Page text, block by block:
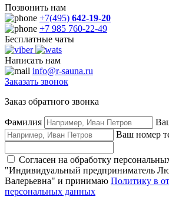
Позвонить нам
+7(495) 642-19-20
+7 985 760-22-49
Бесплатные чаты
Написать нам
info@r-sauna.ru
Заказать звонок
Заказ обратного звонка
Фамилия
Ваш номер
Согласен на обработку
"Индивидуальный предприниматель
Валерьевна" и принимаю Политику в
персональных данных